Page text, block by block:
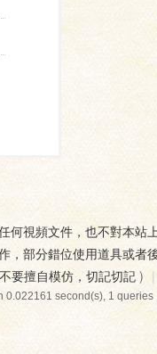
何視頻文件，也不對本站
，部分錯位使用道具或者
要擅自模仿，切記切記 ) |
0.022161 second(s), 1 queries